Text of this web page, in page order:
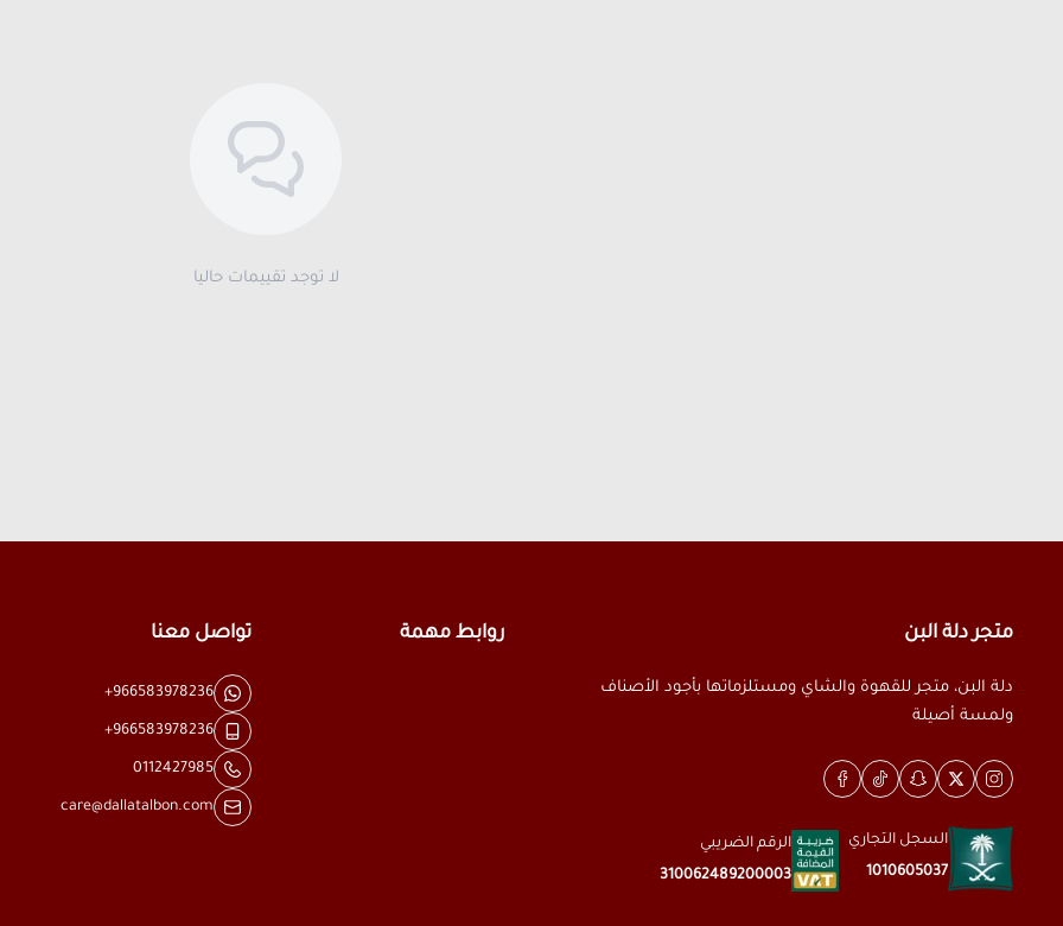
لا توجد تقييمات حاليا
متجر دلة البن
دلة البن، متجر للقهوة والشاي ومستلزماتها بأجود الأصناف
ولمسة أصيلة
السجل التجاري
1010605037
الرقم الضريبي
310062489200003
روابط مهمة تواصل معنا
+966583978236
+966583978236
0112427985
care@dallatalbon.com